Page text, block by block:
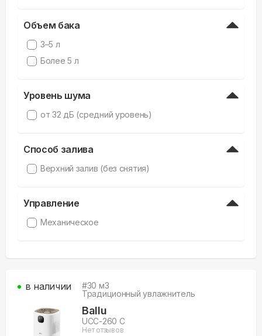
Объем бака
3–5 л
Более 5 л
Уровень шума
от 32 дБ (средний уровень)
Способ залива
Верхний залив (без снятия)
Управление
Механическое
#30 м3
Традиционный увлажнитель
Ballu
UCC-260 C
Нет отзывов
в наличии